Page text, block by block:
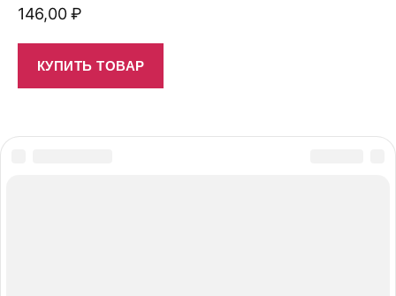
146,00₽
КУПИТЬ ТОВАР